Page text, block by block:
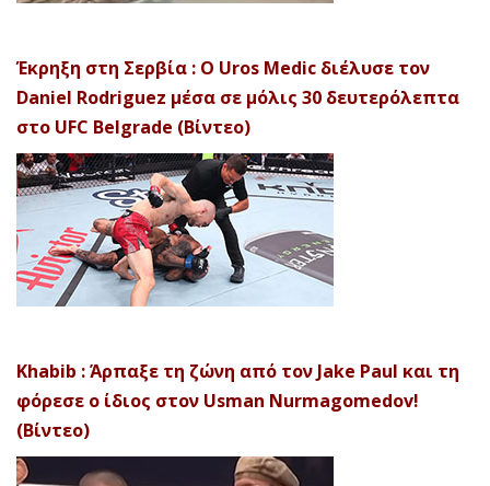
Έκρηξη στη Σερβία : Ο Uros Medic διέλυσε τον
Daniel Rodriguez μέσα σε μόλις 30 δευτερόλεπτα
στο UFC Belgrade (Βίντεο)
Khabib : Άρπαξε τη ζώνη από τον Jake Paul και τη
φόρεσε ο ίδιος στον Usman Nurmagomedov!
(Βίντεο)